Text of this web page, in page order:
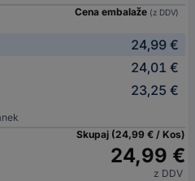
Cena embalaže (z DDV)
24,99 €
24,01 €
23,25 €
Skupaj (24,99 € / Kos)
24,99 €
z DDV